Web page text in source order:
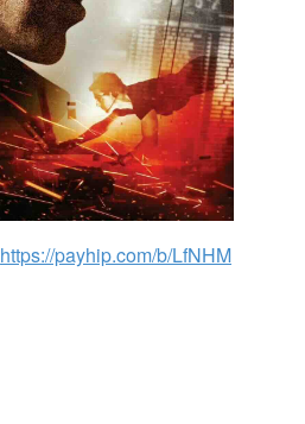
https://payhip.com/b/LfNHM